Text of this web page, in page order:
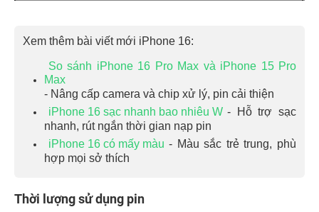
Xem thêm bài viết mới iPhone 16:
So sánh iPhone 16 Pro Max và iPhone 15 Pro
Max
- Nâng cấp camera và chip xử lý, pin cải thiện
iPhone 16 sạc nhanh bao nhiêu W - Hỗ trợ sạc
nhanh, rút ngắn thời gian nạp pin
iPhone 16 có mấy màu - Màu sắc trẻ trung, phù
hợp mọi sở thích
Thời lượng sử dụng pin